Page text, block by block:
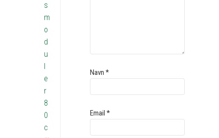
Navn*
Email*
s
m
o
d
u
l
e
r
8
0
c